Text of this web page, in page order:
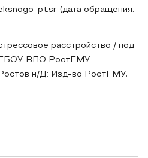
ptsr (дата обращения:
расстройство / под
ГБОУ ВПО РостГМУ
н/Д: Изд-во РостГМУ,